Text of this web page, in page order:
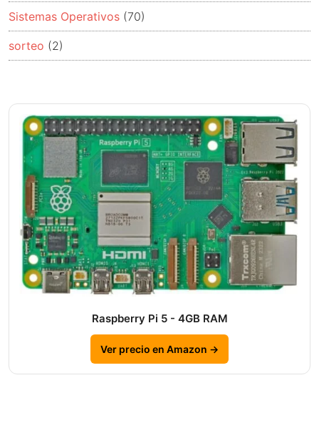
Sistemas Operativos (70)
sorteo (2)
Raspberry Pi 5 - 4GB RAM
Ver precio en Amazon →